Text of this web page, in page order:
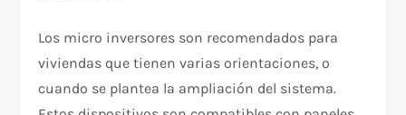
Los micro inversores son recomendados para
viviendas que tienen varias orientaciones, o
cuando se plantea la ampliación del sistema.